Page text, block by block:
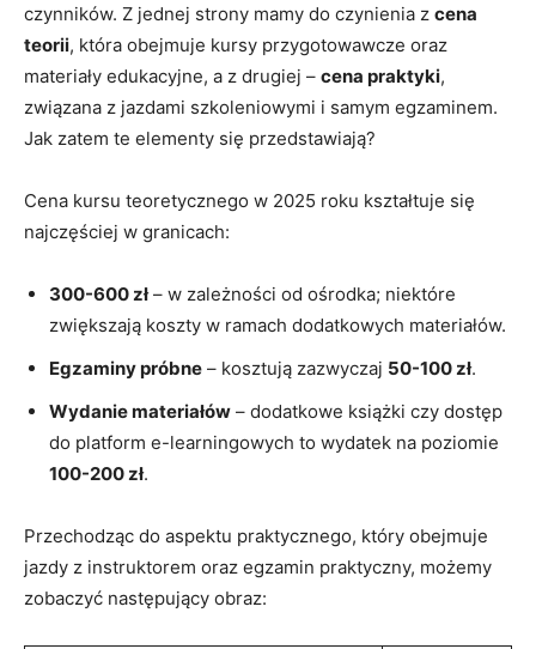
czynników. Z jednej‍ strony mamy do czynienia z cena⁢
teorii, która obejmuje kursy przygotowawcze oraz
materiały edukacyjne, a z drugiej – cena praktyki,
związana z jazdami szkoleniowymi i samym egzaminem.
Jak zatem te elementy się przedstawiają?
Cena kursu teoretycznego w 2025 roku ​kształtuje się
najczęściej w granicach:
300-600 zł– w zależności od ośrodka; niektóre⁤
zwiększają koszty ⁤w ramach dodatkowych materiałów.
Egzaminy⁤ próbne – kosztują ⁤zazwyczaj 50-100 ⁤zł.
Wydanie materiałów – dodatkowe‌ książki​ czy dostęp⁢
do platform e-learningowych to wydatek ‍na poziomie ​
100-200 zł.
Przechodząc‌ do aspektu praktycznego, ‍który obejmuje
jazdy z instruktorem oraz egzamin⁣ praktyczny, możemy
zobaczyć następujący obraz: